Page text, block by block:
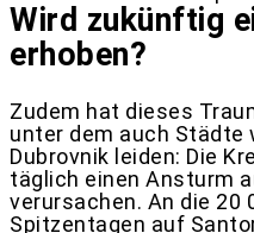
Wird zukünftig
erhoben?
Zudem hat dieses
unter dem auch Städte
Dubrovnik leiden: Die
täglich einen Ansturm
verursachen. An die 20
Spitzentagen auf